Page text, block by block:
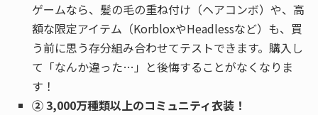
ゲームなら、髪の毛の重ね付け（ヘアコンボ）や、高
額な限定アイテム（KorbloxやHeadlessなど）も、買
う前に思う存分組み合わせてテストできます。購入し
て「なんか違った…」と後悔することがなくなりま
す！
② 3,000万種類以上のコミュニティ衣装！